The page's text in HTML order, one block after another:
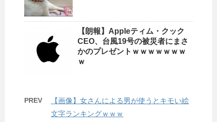
【朗報】Appleティム・クック
CEO、台風19号の被災者にまさ
かのプレゼントｗｗｗｗｗｗｗ
ｗ
PREV
【画像】女さんによる男が使うとキモい絵
文字ランキングｗｗｗ